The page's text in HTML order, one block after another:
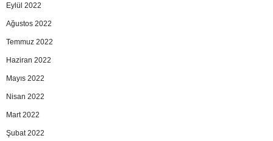
Eylül 2022
Ağustos 2022
Temmuz 2022
Haziran 2022
Mayıs 2022
Nisan 2022
Mart 2022
Şubat 2022